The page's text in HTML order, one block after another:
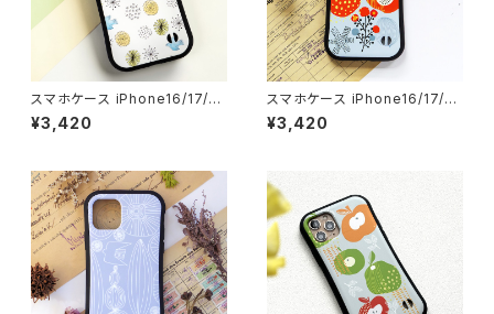
スマホケース iPhone16/17/1
5/14/SE3 グリップケース 北欧
鳥 耐衝撃 持ちやすい【晴れた
¥3,420
スマホケース iPhone16/17/1
5/14/SE3 グリップケース 北欧
花柄 耐衝撃 持ちやすい【優しい
¥3,420